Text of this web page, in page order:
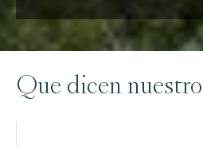
Que dicen